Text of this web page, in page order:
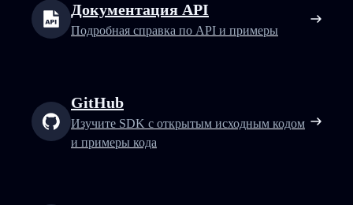
Документация API
Подробная справка по API и примеры
GitHub
Изучите SDK с открытым исходным кодом
и примеры кода